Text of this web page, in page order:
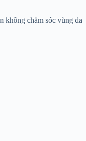
không chăm sóc vùng da